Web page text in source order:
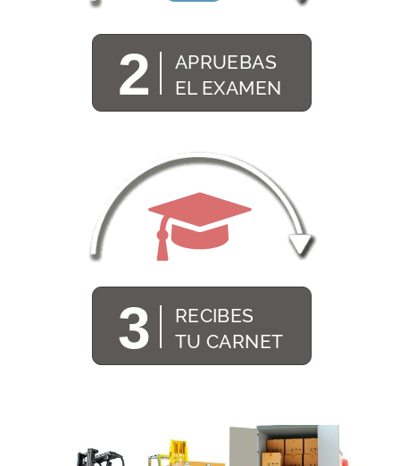
2
APRUEBAS
EL EXAMEN
3
RECIBES
TU CARNET